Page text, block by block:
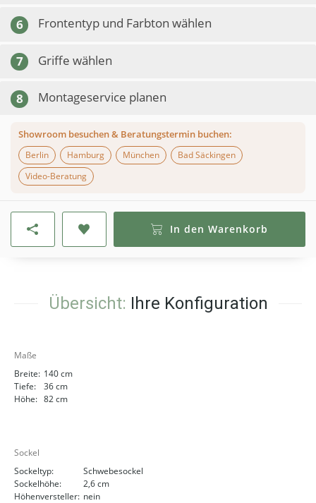
6 Frontentyp und Farbton wählen
7 Griffe wählen
8 Montageservice planen
Showroom besuchen & Beratungstermin buchen:
Berlin
Hamburg München
Bad Säckingen
Video-Beratung
In den Warenkorb
Übersicht: Ihre Konfiguration
Maße
Breite: 140 cm
Tiefe:
36 cm
Höhe: 82 cm
Sockel
Sockeltyp:
Schwebesockel
Sockelhöhe:
2,6 cm
Höhenversteller: nein